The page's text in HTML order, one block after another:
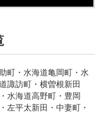
町・水海道亀岡町・水
諏訪町・横曽根新田
水海道高野町・豊岡
左平太新田・中妻町・